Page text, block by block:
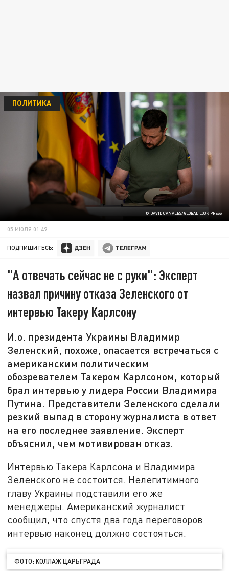
© DAVID CANALES/ GLOBAL LOOK PRESS
ПОЛИТИКА
05 ИЮЛЯ 01:49
ПОДПИШИТЕСЬ:
"А отвечать сейчас не с руки": Эксперт
назвал причину отказа Зеленского от
интервью Такеру Карлсону
И.о. президента Украины Владимир
Зеленский, похоже, опасается встречаться с
американским политическим
обозревателем Такером Карлсоном, который
брал интервью у лидера России Владимира
Путина. Представители Зеленского сделали
резкий выпад в сторону журналиста в ответ
на его последнее заявление. Эксперт
объяснил, чем мотивирован отказ.
Интервью Такера Карлсона и Владимира
Зеленского не состоится. Нелегитимного
главу Украины подставили его же
менеджеры. Американский журналист
сообщил, что спустя два года переговоров
интервью наконец должно состояться.
ФОТО: КОЛЛАЖ ЦАРЬГРАДА